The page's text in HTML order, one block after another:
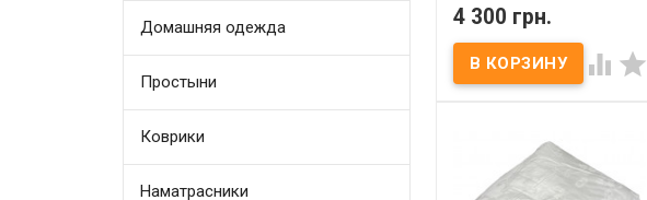
Домашняя одежда
Простыни
Коврики
Наматрасники
150х220 см , вес 1,5 кг
В наличии
Производитель:Китай
шелк(волокна тутового
шелкопряда).
1,5 кг.
Чехол:100% хлопок (сатин).
4 300 грн.
 